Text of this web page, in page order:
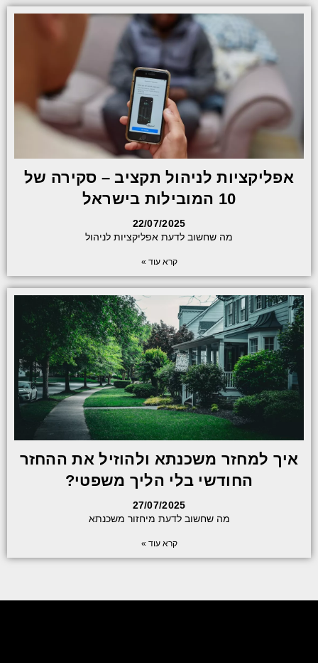
אפליקציות לניהול תקציב – סקירה של
10 המובילות בישראל
22/07/2025
מה שחשוב לדעת אפליקציות לניהול
קרא עוד »
איך למחזר משכנתא ולהוזיל את ההחזר
החודשי בלי הליך משפטי?
27/07/2025
מה שחשוב לדעת מיחזור משכנתא
קרא עוד »